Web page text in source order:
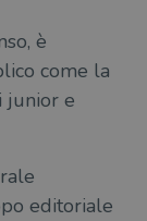
è
come la
junior e
editoriale